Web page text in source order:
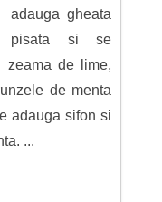
adauga gheata
pisata si se
zeama de lime,
de menta
adauga sifon si
...